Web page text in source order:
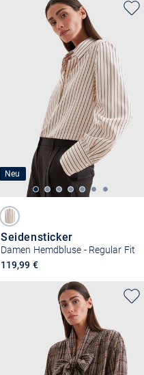
Neu
Seidensticker
Damen Hemdbluse - Regular Fit
119,99 €